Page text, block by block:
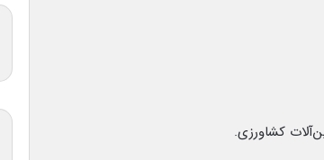
کشاورزی.